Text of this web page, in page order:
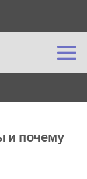
content
и почему